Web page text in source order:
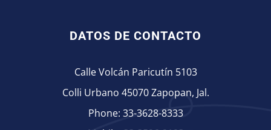
DATOS DE CONTACTO
Calle Volcán Paricutín 5103
Colli Urbano 45070 Zapopan, Jal.
Phone: 33-3628-8333